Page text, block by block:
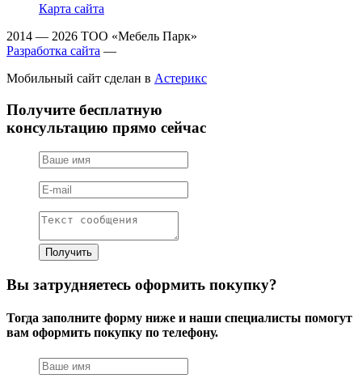
Карта сайта
2014 — 2026 ТОО «Мебель Парк»
Разработка сайта —
Мобильный сайт сделан в Астерикс
Получите бесплатную
консультацию прямо сейчас
Вы затрудняетесь оформить покупку?
Тогда заполните форму ниже и наши специалисты помогут
вам оформить покупку по телефону.